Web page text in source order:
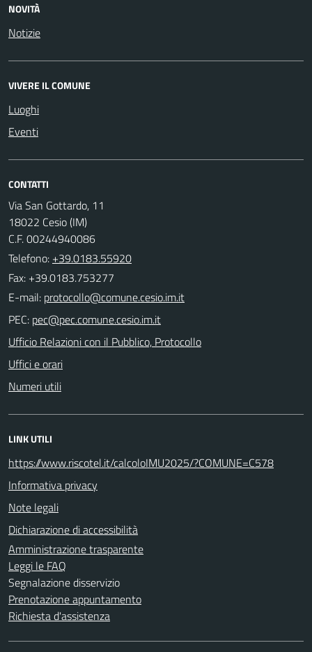
NOVITÀ
Notizie
VIVERE IL COMUNE
Luoghi
Eventi
CONTATTI
Via San Gottardo, 11
18022 Cesio (IM)
C.F. 00244940086
Telefono: +39.0183.55920
Fax: +39.0183.753277
E-mail:
PEC:
Ufficio Relazioni con il Pubblico, Protocollo
Uffici e orari
Numeri utili
LINK UTILI
https://www.riscotel.it/calcoloIMU2025/?COMUNE=C578
Informativa privacy
Note legali
Dichiarazione di accessibilità
Amministrazione trasparente
Leggi le FAQ
Segnalazione disservizio
Prenotazione appuntamento
Richiesta d'assistenza